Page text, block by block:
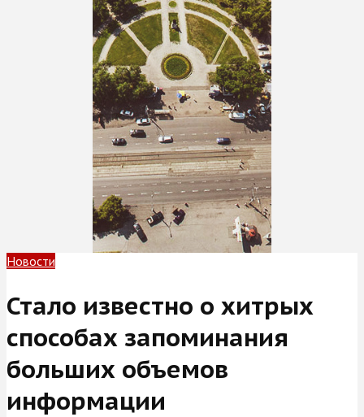
Новости
Стало известно о хитрых
способах запоминания
больших объемов
информации